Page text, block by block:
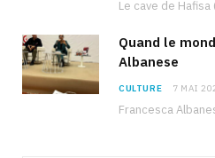
Quand le
Albanese
CULTURE 7 MAI